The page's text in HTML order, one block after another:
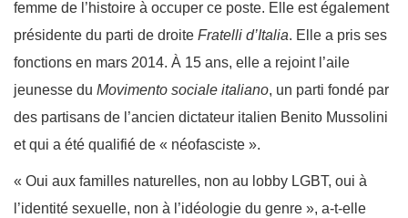
femme de l’histoire à occuper ce poste. Elle est également
présidente du parti de droite Fratelli d’Italia. Elle a pris ses
fonctions en mars 2014. À 15 ans, elle a rejoint l’aile
jeunesse du Movimento sociale italiano, un parti fondé par
des partisans de l’ancien dictateur italien Benito Mussolini
et qui a été qualifié de « néofasciste ».
« Oui aux familles naturelles, non au lobby LGBT, oui à
l’identité sexuelle, non à l’idéologie du genre », a-t-elle